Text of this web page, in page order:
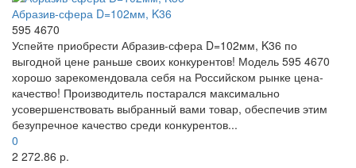
Абразив-сфера D=102мм, K36
595 4670
Успейте приобрести Абразив-сфера D=102мм, K36 по
выгодной цене раньше своих конкурентов! Модель 595 4670
хорошо зарекомендовала себя на Российском рынке цена-
качество! Производитель постарался максимально
усовершенствовать выбранный вами товар, обеспечив этим
безупречное качество среди конкурентов...
0
2 272.86 р.